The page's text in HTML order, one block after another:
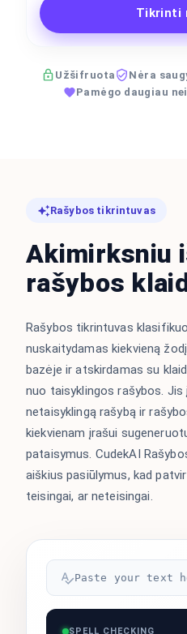
Tikrinti
Užšifruota Nėra
Pamėgo daugiau
Rašybos tikrintuvas
Akimirksniu
rašybos
Rašybos tikrintuvas
nuskaitydamas kiekvieną
bazėje ir atskirdamas su
nuo taisyklingos rašybos. Jis
netaisyklingą rašybą ir
kiekvienam įrašui
pataisymus. CudekAI
aiškius pasiūlymus, kad
teisingai, ar neteisingai.
SPELL CHECKING